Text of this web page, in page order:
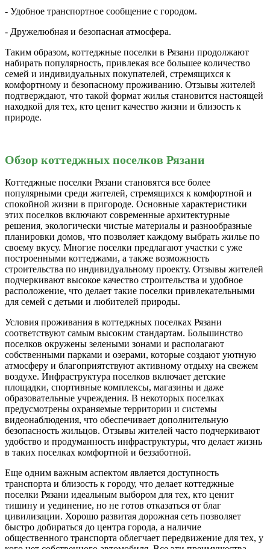
- Удобное транспортное сообщение с городом.
- Дружелюбная и безопасная атмосфера.
Таким образом, коттеджные поселки в Рязани продолжают
набирать популярность, привлекая все большее количество
семей и индивидуальных покупателей, стремящихся к
комфортному и безопасному проживанию. Отзывы жителей
подтверждают, что такой формат жилья становится настоящей
находкой для тех, кто ценит качество жизни и близость к
природе.
Обзор коттеджных поселков Рязани
Коттеджные поселки Рязани становятся все более
популярными среди жителей, стремящихся к комфортной и
спокойной жизни в пригороде. Основные характеристики
этих поселков включают современные архитектурные
решения, экологически чистые материалы и разнообразные
планировки домов, что позволяет каждому выбрать жилье по
своему вкусу. Многие поселки предлагают участки с уже
построенными коттеджами, а также возможность
строительства по индивидуальному проекту. Отзывы жителей
подчеркивают высокое качество строительства и удобное
расположение, что делает такие поселки привлекательными
для семей с детьми и любителей природы.
Условия проживания в коттеджных поселках Рязани
соответствуют самым высоким стандартам. Большинство
поселков окружены зелеными зонами и располагают
собственными парками и озерами, которые создают уютную
атмосферу и благоприятствуют активному отдыху на свежем
воздухе. Инфраструктура поселков включает детские
площадки, спортивные комплексы, магазины и даже
образовательные учреждения. В некоторых поселках
предусмотрены охраняемые территории и системы
видеонаблюдения, что обеспечивает дополнительную
безопасность жильцов. Отзывы жителей часто подчеркивают
удобство и продуманность инфраструктуры, что делает жизнь
в таких поселках комфортной и беззаботной.
Еще одним важным аспектом является доступность
транспорта и близость к городу, что делает коттеджные
поселки Рязани идеальным выбором для тех, кто ценит
тишину и уединение, но не готов отказаться от благ
цивилизации. Хорошо развитая дорожная сеть позволяет
быстро добираться до центра города, а наличие
общественного транспорта облегчает передвижение для тех, у